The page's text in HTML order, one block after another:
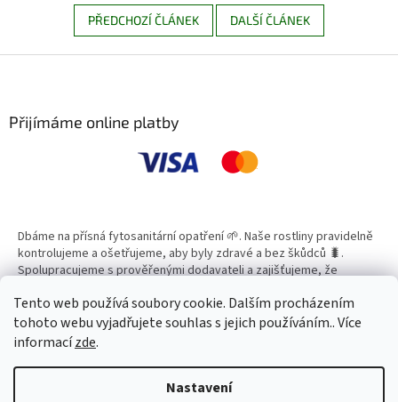
Tento web používá soubory cookie. Dalším procházením
tohoto webu vyjadřujete souhlas s jejich používáním.. Více
informacízde.
Nastavení
PŘEDCHOZÍ ČLÁNEK DALŠÍ ČLÁNEK
Přijímáme online platby
Dbáme na přísná fytosanitární opatření 🌱. Naše rostliny pravidelně
kontrolujeme a ošetřujeme, aby byly zdravé a bez škůdců 🐛.
Spolupracujeme s prověřenými dodavateli a zajišťujeme, že